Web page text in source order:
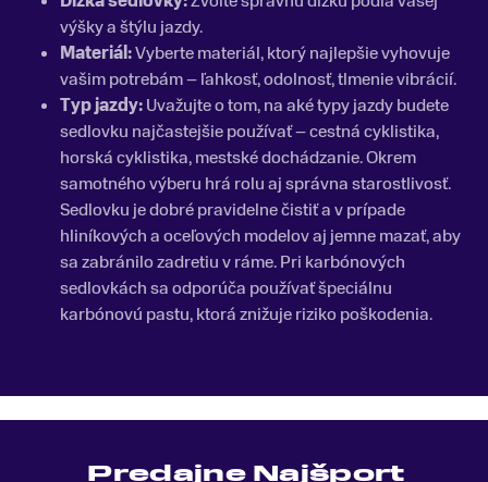
výšky a štýlu jazdy.
Materiál:Vyberte materiál, ktorý najlepšie vyhovuje
vašim potrebám – ľahkosť, odolnosť, tlmenie vibrácií.
Typ jazdy:Uvažujte o tom, na aké typy jazdy budete
sedlovku najčastejšie používať – cestná cyklistika,
horská cyklistika, mestské dochádzanie. Okrem
samotného výberu hrá rolu aj správna starostlivosť.
Sedlovku je dobré pravidelne čistiť a v prípade
hliníkových a oceľových modelov aj jemne mazať, aby
sa zabránilo zadretiu v ráme. Pri karbónových
sedlovkách sa odporúča používať špeciálnu
karbónovú pastu, ktorá znižuje riziko poškodenia.
Predajne Najšport